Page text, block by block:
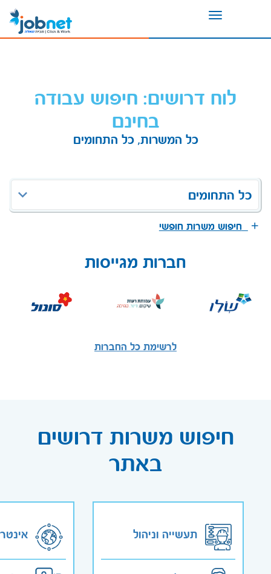
Toggle
לוח דרושים: חיפוש עבודה
בחינם
כל המשרות, כל התחומים
כל התחומים
חיפוש משרות חופשי
חברות מגייסות
לרשימת כל החברות
חיפוש משרות דרושים
באתר
תעשייה וניהול